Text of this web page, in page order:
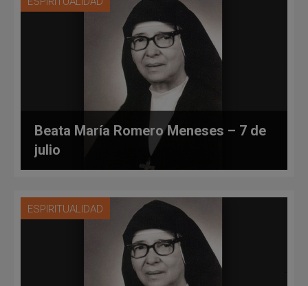
Beata María Romero Meneses – 7 de
julio
ESPIRITUALIDAD